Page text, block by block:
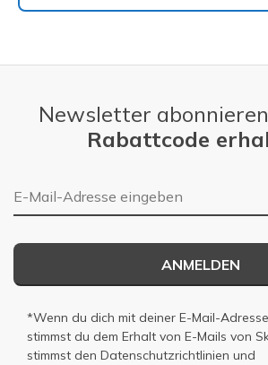
Newsletter
Rabattcode
E-Mail-Adresse
ANMELDEN
*Wenn du dich mit deiner E-Mail-
stimmst du dem Erhalt von E-Mails von
stimmst den Datenschutzrichtlinien und